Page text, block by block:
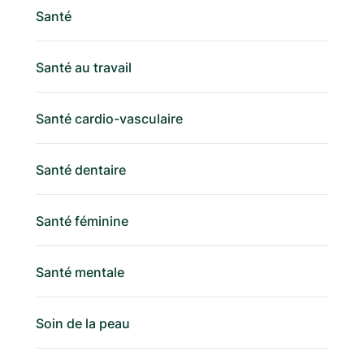
Santé
Santé au travail
Santé cardio-vasculaire
Santé dentaire
Santé féminine
Santé mentale
Soin de la peau